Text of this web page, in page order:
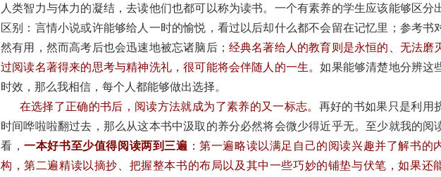
人类智力与体力的凝结，去读他们也都可以称为读书。一个有素养的学生应该能够区分
区别：言情小说或许能够给人一时的愉悦，看过以后却什么都不会留在记忆里；参考书
然有用，然而高考后也会迅速地被忘诸脑后； 经典名著给人的教育则是永恒的、无法磨
过阅读名著得来的思考与精神洗礼，很可能将会伴随人的一生。如果能够清楚地分辨这
时效，那么我相信，每个人都能够做出选择。
在选择了正确的书后，阅读方法就成为了素养的又一标志。 再好的书如果只是利用
时间哗啦啦翻过去，那么从这本书中汲取的养分必然将会微少得近乎无。至少就我的阅
看，一本好书至少值得阅读两到三遍 ：第一遍略读以满足自己的阅读兴趣并了解书的
构，第二遍精读以摘抄、把握整本书的布局以及其中一些巧妙的铺垫与伏笔，如果还